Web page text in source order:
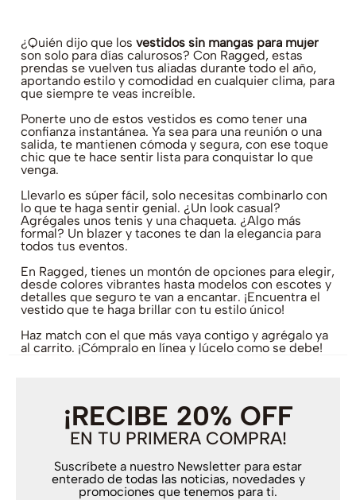
¿Quién dijo que losvestidos sin mangas para mujer
son solo para días calurosos? Con Ragged, estas
prendas se vuelven tus aliadas durante todo el año,
aportando estilo y comodidad en cualquier clima, para
que siempre te veas increíble.
Ponerte uno de estos vestidos es como tener una
confianza instantánea. Ya sea para una reunión o una
salida, te mantienen cómoda y segura, con ese toque
chic que te hace sentir lista para conquistar lo que
venga.
Llevarlo es súper fácil, solo necesitas combinarlo con
lo que te haga sentir genial. ¿Un look casual?
Agrégales unos tenis y una chaqueta. ¿Algo más
formal? Un blazer y tacones te dan la elegancia para
todos tus eventos.
En Ragged, tienes un montón de opciones para elegir,
desde colores vibrantes hasta modelos con escotes y
detalles que seguro te van a encantar. ¡Encuentra el
vestido que te haga brillar con tu estilo único!
Haz match con el que más vaya contigo y agrégalo ya
al carrito. ¡Cómpralo en línea y lúcelo como se debe!
¡RECIBE 20% OFF
EN TU PRIMERA COMPRA!
Suscríbete a nuestro Newsletter para estar
enterado de todas las noticias, novedades y
promociones que tenemos para ti.